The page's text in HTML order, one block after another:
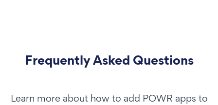
Frequently Asked Questions
Learn more about how to add POWR apps to